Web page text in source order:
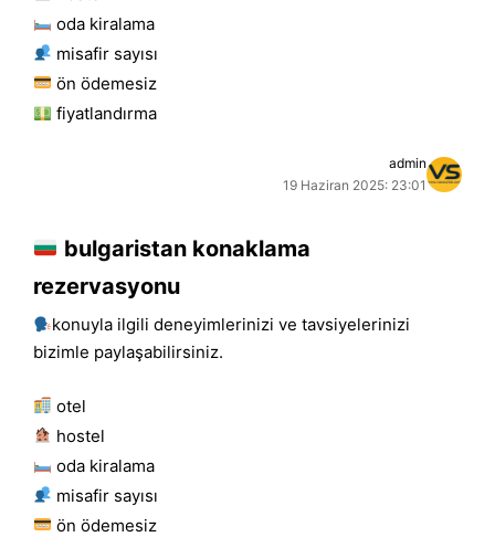
oda kiralama
misafir sayısı
ön ödemesiz
fiyatlandırma
admin
19 Haziran 2025: 23:01
bulgaristan konaklama
rezervasyonu
konuyla ilgili deneyimlerinizi ve tavsiyelerinizi
bizimle paylaşabilirsiniz.
otel
hostel
oda kiralama
misafir sayısı
ön ödemesiz